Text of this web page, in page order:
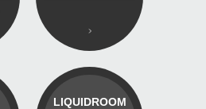
LIQUIDROOM